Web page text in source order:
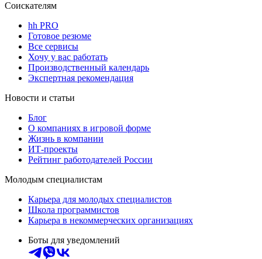
Соискателям
hh PRO
Готовое резюме
Все сервисы
Хочу у вас работать
Производственный календарь
Экспертная рекомендация
Новости и статьи
Блог
О компаниях в игровой форме
Жизнь в компании
ИТ-проекты
Рейтинг работодателей России
Молодым специалистам
Карьера для молодых специалистов
Школа программистов
Карьера в некоммерческих организациях
Боты для уведомлений